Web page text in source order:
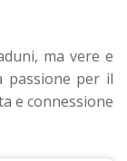
ma vere e
passione per il
e connessione